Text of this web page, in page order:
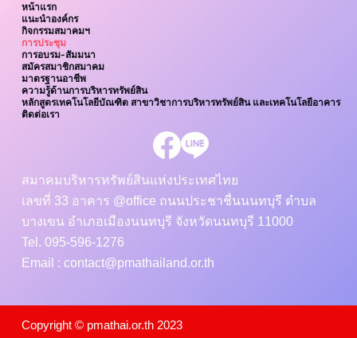
หน้าแรก
แนะนำองค์กร
กิจกรรมสมาคมฯ
การประชุม
การอบรม-สัมมนา
สมัครสมาชิกสมาคม
มาตรฐานอาชีพ
ความรู้ด้านการบริหารทรัพย์สิน
หลักสูตรเทคโนโลยีบัณฑิต สาขาวิชาการบริหารทรัพย์สิน และเทคโนโลยีอาคาร
ติดต่อเรา
สมาคมบริหารทรัพย์สินแห่งประเทศไทย
เลขที่ 33 อาคาร @office ถนนประชาชื่นนนทบุรี ตำบล
บางเขน อำเภอเมืองนนทบุรี จังหวัดนนทบุรี 11000
Tel. 095-596-1276
Email : contact@pmathailand.or.th
Copyright © pmathai.or.th 2023